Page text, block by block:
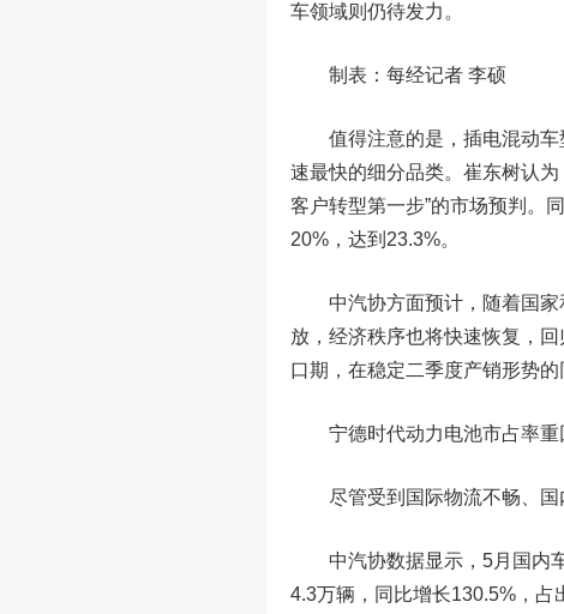
车领域则仍待发力。
制表：每经记者 李硕
值得注意的是，插电混动车
速最快的细分品类。崔东树认
客户转型第一步”的市场预判。
20%，达到23.3%。
中汽协方面预计，随着国家
放，经济秩序也将快速恢复，
口期，在稳定二季度产销形势的
宁德时代动力电池市占率重
尽管受到国际物流不畅、国
中汽协数据显示，5月国内车
4.3万辆，同比增长130.5%，占